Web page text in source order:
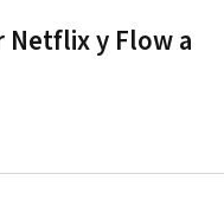
Netflix y Flow a